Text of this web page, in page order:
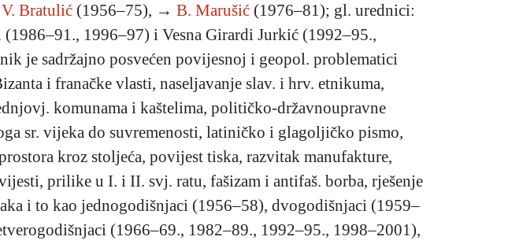
V. Bratulić (1956–75), → B. Marušić (1976–81); gl. urednici:
1996–97) i Vesna Girardi Jurkić (1992–95.,
je sadržajno posvećen povijesnoj i geopol. problematici
i franačke vlasti, naseljavanje slav. i hrv. etnikuma,
komunama i kaštelima, političko-državnoupravne
sr. vijeka do suvremenosti, latiničko i glagoljičko pismo,
kroz stoljeća, povijest tiska, razvitak manufakture,
prilike u I. i II. svj. ratu, fašizam i antifaš. borba, rješenje
i to kao jednogodišnjaci (1956–58), dvogodišnjaci (1959–
(1966–69., 1982–89., 1992–95., 1998–2001),